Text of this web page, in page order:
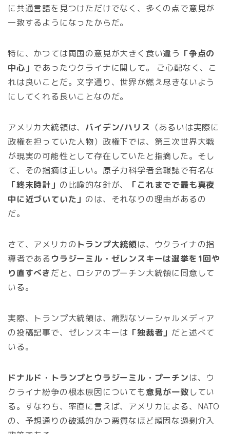
に共通言語を見つけただけでなく、多くの点で意見が
一致するようになったからだ。
特に、かつては両国の意見が大きく食い違う 「争点の
中心」 であったウクライナに関して。 ご心配なく、こ
れは良いことだ。文字通り、世界が燃え尽きないよう
にしてくれる良いことなのだ。
アメリカ大統領は、 バイデン/ハリス （あるいは実際に
政権を担っていた人物）政権下では、第三次世界大戦
が現実の可能性として存在していたと指摘した。そし
て、その指摘は正しい。原子力科学者会報誌で有名な
「終末時計」 の比喩的な針が、
「これまでで最も真夜
中に近づいていた」 のは、それなりの理由があるの
だ。
さて、アメリカの トランプ大統領は、ウクライナの指
導者であるウラジーミル・ゼレンスキーは選挙を1回や
り直すべきだと、ロシアのプーチン大統領に同意して
いる。
実際、トランプ大統領は、痛烈なソーシャルメディア
の投稿記事で、ゼレンスキーは 「独裁者」 だと述べて
いる。
ドナルド・トランプとウラジーミル・プーチンは、ウ
クライナ紛争の根本原因についても意見が一致してい
る。すなわち、率直に言えば、アメリカによる、NATO
の、予想通りの破滅的かつ悪質なほど頑固な過剰介入